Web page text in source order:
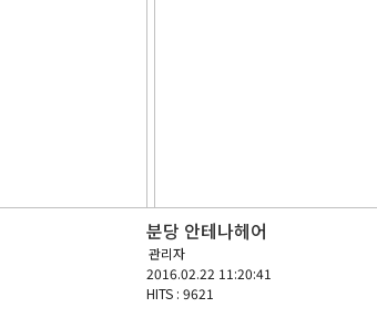
분당 안테나헤어
관리자
2016.02.22 11:20:41
HITS : 9621